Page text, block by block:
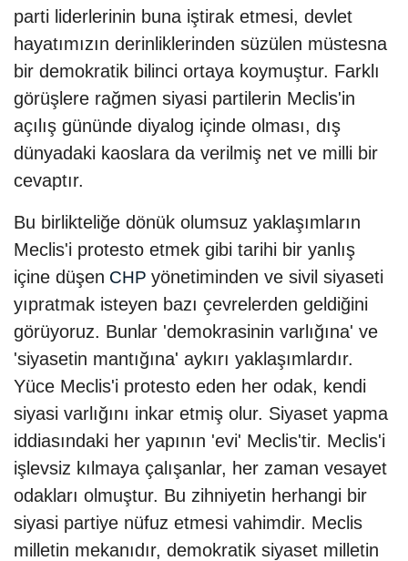
parti liderlerinin buna iştirak etmesi, devlet
hayatımızın derinliklerinden süzülen müstesna
bir demokratik bilinci ortaya koymuştur. Farklı
görüşlere rağmen siyasi partilerin Meclis'in
açılış gününde diyalog içinde olması, dış
dünyadaki kaoslara da verilmiş net ve milli bir
cevaptır.
Bu birlikteliğe dönük olumsuz yaklaşımların
Meclis'i protesto etmek gibi tarihi bir yanlış
içine düşen CHP yönetiminden ve sivil siyaseti
yıpratmak isteyen bazı çevrelerden geldiğini
görüyoruz. Bunlar 'demokrasinin varlığına' ve
'siyasetin mantığına' aykırı yaklaşımlardır.
Yüce Meclis'i protesto eden her odak, kendi
siyasi varlığını inkar etmiş olur. Siyaset yapma
iddiasındaki her yapının 'evi' Meclis'tir. Meclis'i
işlevsiz kılmaya çalışanlar, her zaman vesayet
odakları olmuştur. Bu zihniyetin herhangi bir
siyasi partiye nüfuz etmesi vahimdir. Meclis
milletin mekanıdır, demokratik siyaset milletin